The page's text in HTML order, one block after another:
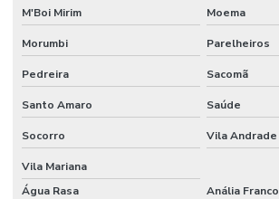
Etiquetas Tag De Roupas Com Furinho
Etiquetas Tag Para Impressoras Argox
Etiquetas Tag Para Roupas
Etiquetas Tag Para Roupas Em Santa Catarina
Etiquetas Tag Para Roupas No Rio Grande Do Sul
Etiquetas Térmicas Adesivas Para Encomendas
M'Boi Mirim Moema
Morumbi Parelheiros
Pedreira Sacomã
Santo Amaro Saúde
Socorro Vila Andrade
Vila Mariana
Água Rasa
Anália Franco